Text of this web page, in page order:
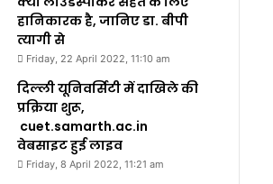
हानिकारक है, जानिए डा. बीपी
त्यागी से
Friday, 22 April 2022, 11:10 am
दिल्ली यूनिवर्सिटी में दाखिले की
प्रक्रिया शुरू,
cuet.samarth.ac.in
वेबसाइट हुई लाइव
Friday, 8 April 2022, 11:21 am